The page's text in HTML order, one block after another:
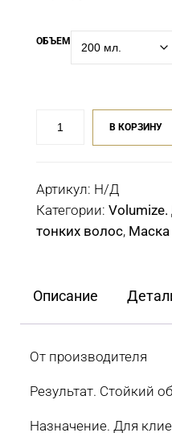
ОБЪЕМ
маска
для
200
400
В КОРЗИНУ
Артикул: Н/Д
Категории:
тонких волос, Маска
Описание
От производителя
Результат. Стойкий
Назначение. Для